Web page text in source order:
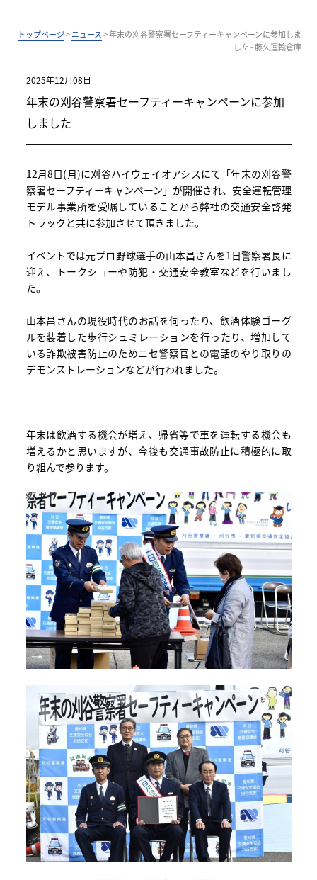
トップページ>ニュース>年末の刈谷警察署セーフティーキャンペーンに参加しま
した - 藤久運輸倉庫
2025年12月08日
年末の刈谷警察署セーフティーキャンペーンに参加
しました
12月8日(月)に刈谷ハイウェイオアシスにて「年末の刈谷警
察署セーフティーキャンペーン」が開催され、安全運転管理
モデル事業所を受嘱していることから弊社の交通安全啓発
トラックと共に参加させて頂きました。
イベントでは元プロ野球選手の山本昌さんを1日警察署長に
迎え、トークショーや防犯・交通安全教室などを行いまし
た。
山本昌さんの現役時代のお話を伺ったり、飲酒体験ゴーグ
ルを装着した歩行シュミレーションを行ったり、増加して
いる詐欺被害防止のためニセ警察官との電話のやり取りの
デモンストレーションなどが行われました。
年末は飲酒する機会が増え、帰省等で車を運転する機会も
増えるかと思いますが、今後も交通事故防止に積極的に取
り組んで参ります。